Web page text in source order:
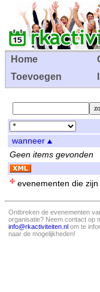
Home
Toevoegen
wanneer
Geen items gevonden
evenementen die
Ontbreken de evenementen
organisatie? Neem contact op
info@rkactiviteiten.nl om te
naar de mogelijkheden!